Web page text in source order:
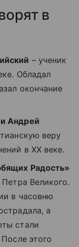
в
– ученик
Обладал
окончание
Андрей
веру
в XX веке.
Радость»
Великого.
в часовню
а
стали
этого